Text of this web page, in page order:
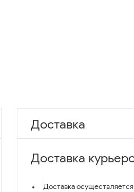
Доставка
Доставка
Доставка